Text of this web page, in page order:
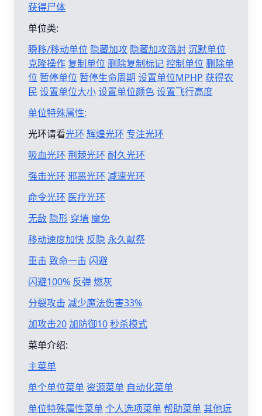
获得尸体
单位类:
瞬移/移动单位 隐藏加攻 隐藏加攻溅射沉默单位
克隆操作 复制单位 删除复制标记控制单位 删除单
位 暂停单位 暂停生命周期 设置单位MPHP 获得农
民 设置单位大小设置单位颜色设置飞行高度
单位特殊属性:
光环请看光环 辉煌光环 专注光环
吸血光环 荆棘光环 耐久光环
强击光环 邪恶光环 减速光环
命令光环 医疗光环
无敌 隐形 穿墙 魔免
移动速度加快 反隐 永久献祭
重击 致命一击 闪避
闪避100% 反弹燃灰
分裂攻击 减少魔法伤害33%
加攻击20加防御10秒杀模式
菜单介绍:
主菜单
单个单位菜单 资源菜单 自动化菜单
单位特殊属性菜单个人选项菜单帮助菜单其他玩